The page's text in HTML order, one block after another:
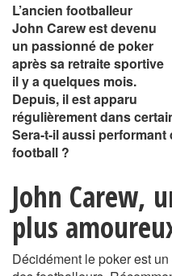
L’ancien footballeur
John Carew est devenu
un passionné de poker
après sa retraite sportive
il y a quelques mois.
Depuis, il est apparu
régulièrement dans
Sera-t-il aussi performant
football ?
John Carew,
plus
Décidément le poker est